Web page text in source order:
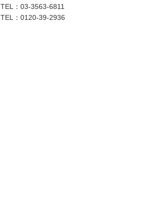
TEL：03-3563-6811
TEL：0120-39-2936